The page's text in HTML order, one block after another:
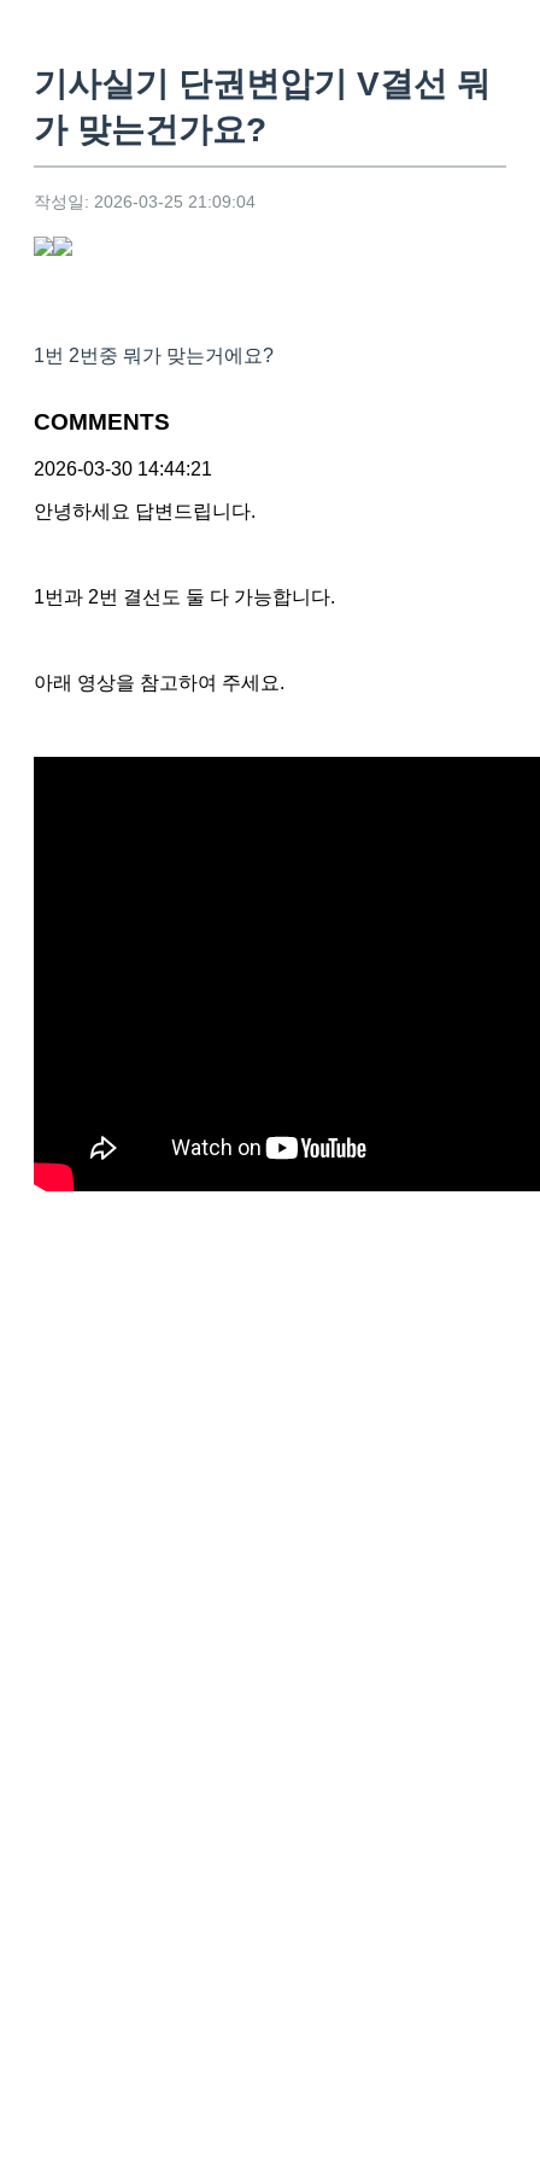
기사실기 단권변압기 V결선 뭐
가 맞는건가요?
작성일: 2026-03-25 21:09:04
1번 2번중 뭐가 맞는거에요?
COMMENTS
2026-03-30 14:44:21
안녕하세요 답변드립니다.
1번과 2번 결선도 둘 다 가능합니다.
아래 영상을 참고하여 주세요.